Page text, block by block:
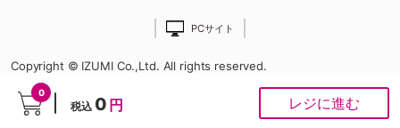
0
税込 0 円 レジに進む
PCサイト
Copyright © IZUMI Co.,Ltd. All rights reserved.